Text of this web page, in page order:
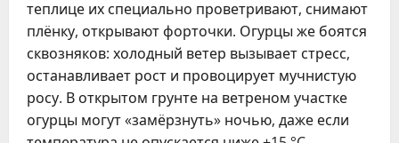
теплице их специально проветривают, снимают
плёнку, открывают форточки. Огурцы же боятся
сквозняков: холодный ветер вызывает стресс,
останавливает рост и провоцирует мучнистую
росу. В открытом грунте на ветреном участке
огурцы могут «замёрзнуть» ночью, даже если